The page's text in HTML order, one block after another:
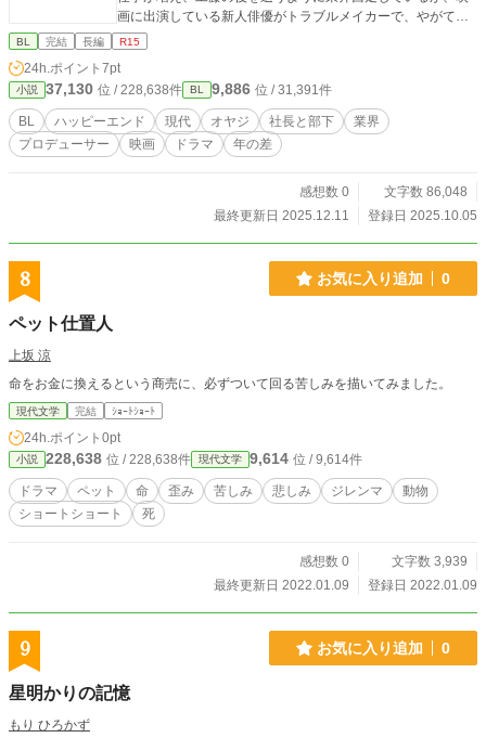
画に出演している新人俳優がトラブルメイカーで、やがてち
ょっとした事件を引き起こすことになり、良太は頭を抱え
BL 完結 長編 R15
24h.ポイント 7pt
小説 37,130 位 / 228,638件 BL 9,886 位 / 31,391件
BL ハッピーエンド 現代 オヤジ 社長と部下
業界
プロデューサー
映画 ドラマ 年の差
感想数 0
文字数 86,048
最終更新日 2025.12.11
登録日 2025.10.05
8 お気に入り追加 0
ペット仕置人
上坂 涼
命をお金に換えるという商売に、必ずついて回る苦しみを描いてみました。
現代文学 完結 ｼｮｰﾄｼｮｰﾄ
24h.ポイント 0pt
小説 228,638 位 / 228,638件 現代文学 9,614 位 / 9,614件
ドラマ ペット 命 歪み 苦しみ 悲しみ ジレンマ
動物
ショートショート
死
感想数 0
文字数 3,939
最終更新日 2022.01.09
登録日 2022.01.09
9 お気に入り追加 0
星明かりの記憶
もり ひろかず